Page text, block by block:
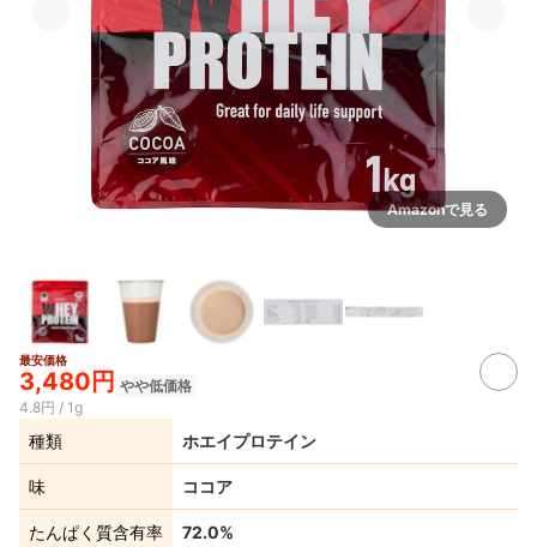
Amazonで見る
最安価格
3,480円 やや低価格
4.8円 / 1g
種類 ホエイプロテイン
味 ココア
たんぱく質含有率 72.0%